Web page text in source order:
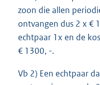
zoon die allen
ontvangen dus 2 x €
echtpaar 1x en de
€ 1300, -.
Vb 2) Een echtpaar